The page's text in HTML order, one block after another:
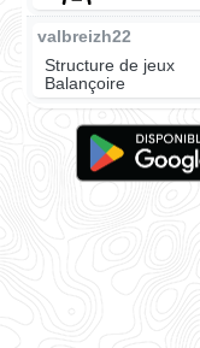
valbreizh22
Structure de jeux
Balançoire